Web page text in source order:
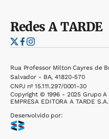
RedesA TARDE
Rua Professor Milton Cayres de
Salvador - BA, 41820-570
CNPJ nº 15.111.297/0001-30
Copyright © 1996 - 2025 Grupo A
EMPRESA EDITORA A TARDE S.A.
Desenvolvido por: